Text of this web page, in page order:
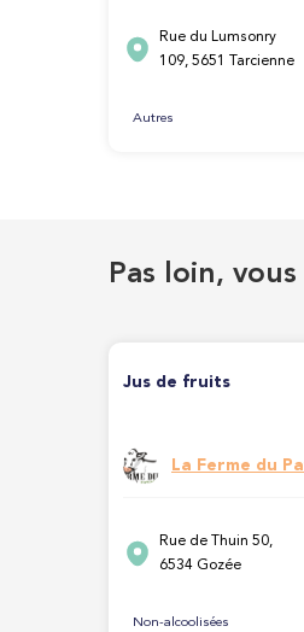
Rue du Lumsonry
109, 5651 Tarcienne
Autres
Pas loin,
Jus de fruits
La Ferme du
Rue de Thuin 50,
6534 Gozée
Non-alcoolisées